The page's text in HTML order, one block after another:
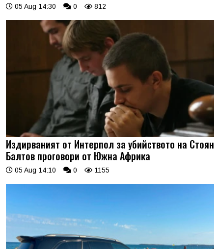
05 Aug 14:30 0 812
Издирваният от Интерпол за убийството на Стоян
Балтов проговори от Южна Африка
05 Aug 14:10 0 1155